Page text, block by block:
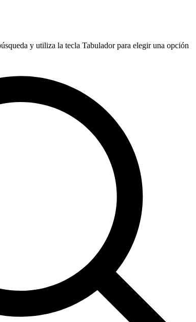
y utiliza la tecla Tabulador para elegir una opción